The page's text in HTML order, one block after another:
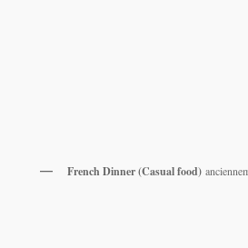
French Dinner (Casual food)